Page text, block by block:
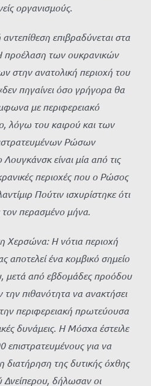
οργανισμούς.
επιβραδύνεται στα
προέλαση των ουκρανικών
στην ανατολική περιοχή του
πηγαίνει όσο γρήγορα θα
με περιφερειακό
λόγω του καιρού και των
Ρώσων
είναι μία από τις
περιοχές που ο Ρώσος
Πούτιν ισχυρίστηκε ότι
περασμένο μήνα.
Χερσώνα: Η νότια περιοχή
αποτελεί ένα κομβικό σημείο
μετά από εβδομάδες προόδου
πιθανότητα να ανακτήσει
περιφερειακή πρωτεύουσα
δυνάμεις. Η Μόσχα έστειλε
επιστρατευμένους για να
διατήρηση της δυτικής όχθης
Δνείπερου, δήλωσαν οι